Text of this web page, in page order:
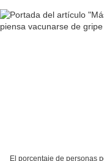
El porcentaje de personas